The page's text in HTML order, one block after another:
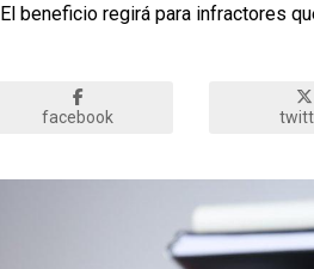
El beneficio regirá para infractores
facebook